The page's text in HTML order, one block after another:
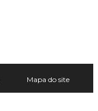
Mapa do site